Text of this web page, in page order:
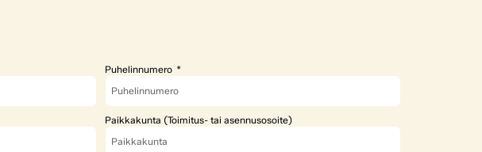
Puhelinnumero
Paikkakunta (Toimitus- tai asennusosoite)